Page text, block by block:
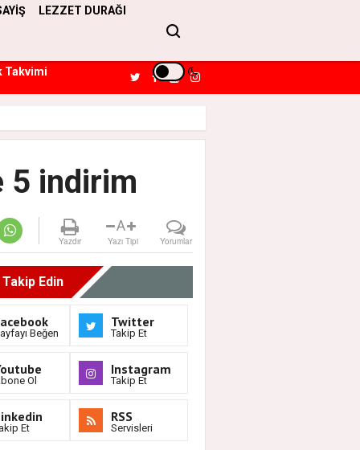
LEZZET DURAĞI
Takvimi
5 indirim
Yazdır
A
Yazı Tipi Yorumlar
Takip Edin
Beğen
Twitter
Takip Et
Ol
Instagram
Takip Et
Et
RSS
Servisleri